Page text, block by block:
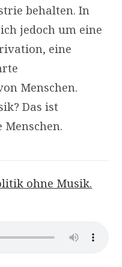
behalten. In
jedoch um eine
eine
Menschen.
Das ist
ohne Musik.